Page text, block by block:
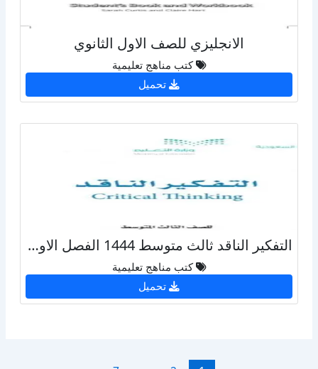
الانجليزي للصف الاول الثانوي
كتب مناهج تعليمية
تحميل
التفكير الناقد ثالث متوسط 1444 الفصل الاول الثاني الثالث
كتب مناهج تعليمية
تحميل